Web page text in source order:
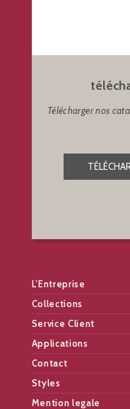
Télécharger nos
L’Entreprise
Collections
Service Client
Applications
Contact
Styles
Mention legale